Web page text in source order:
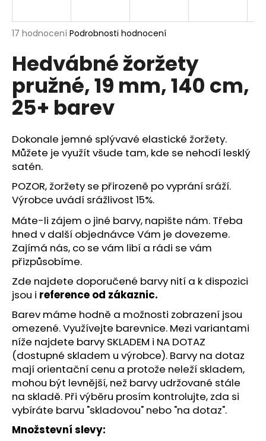
Průměrné
produktu
je
5
hvězdiček.
17 hodnocení Podrobnosti hodnocení
Hedvábné žoržety
pružné, 19 mm, 140 cm,
25+ barev
Dokonale jemné splývavé elastické žoržety.
Můžete je využít všude tam, kde se nehodí lesklý
satén.
POZOR, žoržety se přirozeně po vyprání sráží.
Výrobce uvádí srážlivost 15%.
Máte-li zájem o jiné barvy, napište nám. Třeba
hned v další objednávce Vám je dovezeme.
Zajímá nás, co se vám libí a rádi se vám
přizpůsobíme.
Zde najdete doporučené barvy nití a k dispozici
jsou i reference od zákaznic.
Barev máme hodně a možnosti zobrazení jsou
omezené.Využívejte barevnice. Mezi variantami
níže najdete barvy SKLADEM i NA DOTAZ
(dostupné skladem u výrobce). Barvy na dotaz
mají orientační cenu a protože neleží skladem,
mohou být levnější, než barvy udržované stále
na skladě. Při výběru prosím kontrolujte, zda si
vybíráte barvu "skladovou" nebo "na dotaz".
Množstevní slevy:
j
t
?
HLEDAT
D
o
p
o
r
u
č
u
j
e
m
e